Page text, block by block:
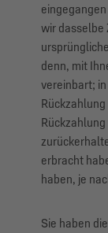
wir dasselbe
denn, mit
vereinbart;
erbracht
haben, je
Sie haben